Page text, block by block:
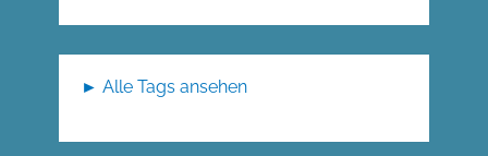
► Alle Tags ansehen